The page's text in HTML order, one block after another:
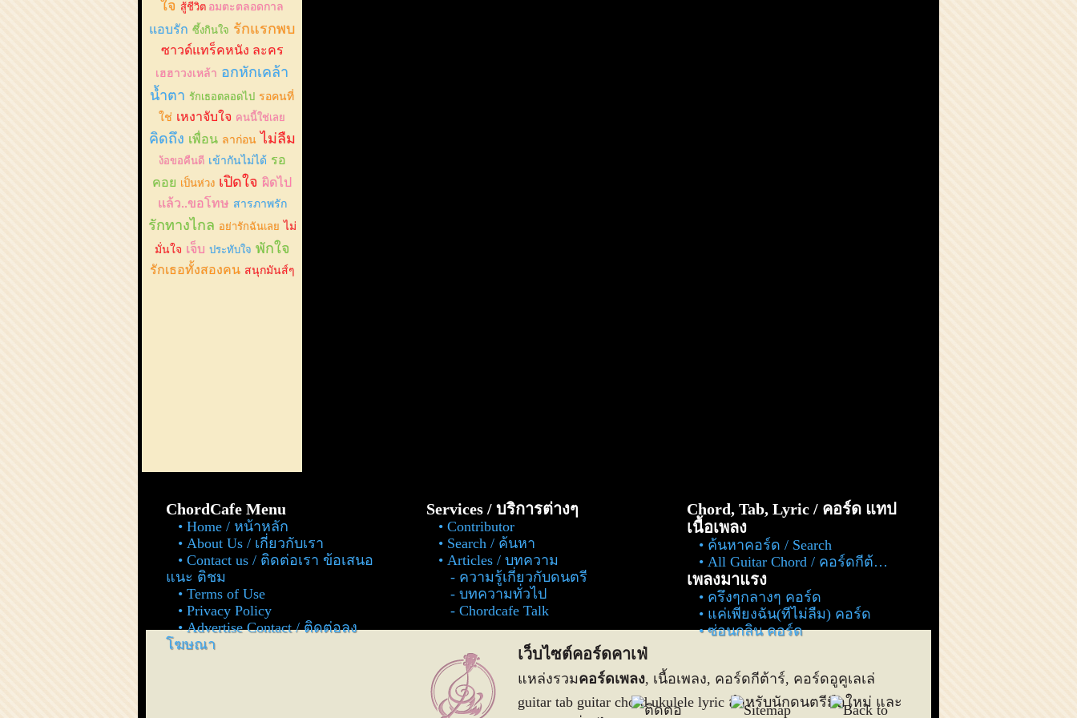
ใจ สู้ชีวิต อมตะตลอดกาล
แอบรัก ซึ้งกินใจ รักแรกพบ
ซาวด์แทร็คหนัง ละคร
เฮฮาวงเหล้า อกหักเคล้า
น้ำตา รักเธอตลอดไป รอคนที่
ใช่ เหงาจับใจ คนนี้ใช่เลย
คิดถึง เพื่อน ลาก่อน ไม่ลืม
ง้อขอคืนดี เข้ากันไม่ได้ รอ
คอย เป็นห่วง เปิดใจ ผิดไป
แล้ว..ขอโทษ สารภาพรัก
รักทางไกล อย่ารักฉันเลย ไม่
มั่นใจ เจ็บ ประทับใจ พักใจ
รักเธอทั้งสองคน สนุกมันส์ๆ
ChordCafe Menu
Home / หน้าหลัก
About Us / เกี่ยวกับเรา
Contact us / ติดต่อเรา ข้อเสนอ
แนะ ติชม
Terms of Use
Privacy Policy
Advertise Contact / ติดต่อลง
โฆษณา
Services / บริการต่างๆ
Contributor
Search / ค้นหา
Articles / บทความ
ความรู้เกี่ยวกับดนตรี
บทความทั่วไป
Chordcafe Talk
Chord, Tab, Lyric / คอร์ด แทป
เนื้อเพลง
ค้นหาคอร์ด / Search
All Guitar Chord / คอร์ดกีต้าร์ ทั้งหมด
เพลงมาแรง
ครึ่งๆกลางๆ คอร์ด
แค่เพียงฉัน(ที่ไม่ลืม) คอร์ด
ซ่อนกลิ่น คอร์ด
เว็บไซต์คอร์ดคาเฟ่
แหล่งรวมคอร์ดเพลง, เนื้อเพลง, คอร์ดกีต้าร์, คอร์ดอูคูเลเล่
guitar tab guitar chord ukulele lyric สำหรับนักดนตรีมือใหม่ และ